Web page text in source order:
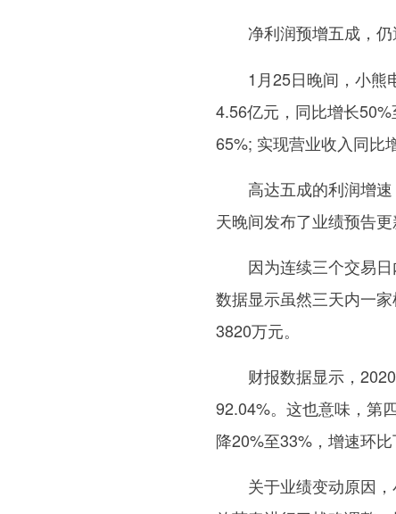
净利润预增五成，
1月25日晚间，小熊
4.56亿元，同比增长
65%; 实现营业收入同比
高达五成的利润增
天晚间发布了业绩预告
因为连续三个交易
数据显示虽然三天内一
3820万元。
财报数据显示，
92.04%。这也意味，第
降20%至33%，增速环比
关于业绩变动原因